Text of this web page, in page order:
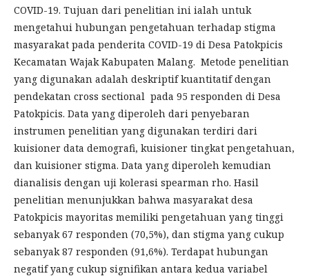
COVID-19. Tujuan dari penelitian ini ialah untuk
mengetahui hubungan pengetahuan terhadap stigma
masyarakat pada penderita COVID-19 di Desa Patokpicis
Kecamatan Wajak Kabupaten Malang. Metode penelitian
yang digunakan adalah deskriptif kuantitatif dengan
pendekatan cross sectional pada 95 responden di Desa
Patokpicis. Data yang diperoleh dari penyebaran
instrumen penelitian yang digunakan terdiri dari
kuisioner data demografi, kuisioner tingkat pengetahuan,
dan kuisioner stigma. Data yang diperoleh kemudian
dianalisis dengan uji kolerasi spearman rho. Hasil
penelitian menunjukkan bahwa masyarakat desa
Patokpicis mayoritas memiliki pengetahuan yang tinggi
sebanyak 67 responden (70,5%), dan stigma yang cukup
sebanyak 87 responden (91,6%). Terdapat hubungan
negatif yang cukup signifikan antara kedua variabel